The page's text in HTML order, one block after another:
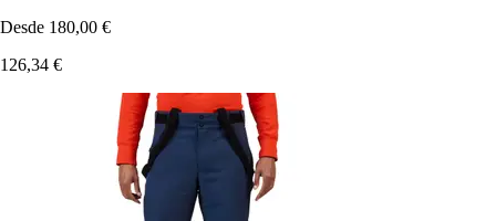
Desde 180,00 €
126,34 €